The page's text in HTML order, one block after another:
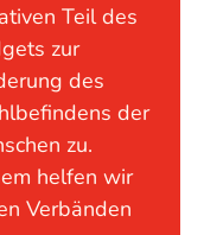
Teil des
zur
des
der
zu.
helfen wir
Verbänden